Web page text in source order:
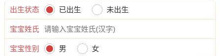
出生状态 已出生 未出生
宝宝姓氏
宝宝性别 男 女